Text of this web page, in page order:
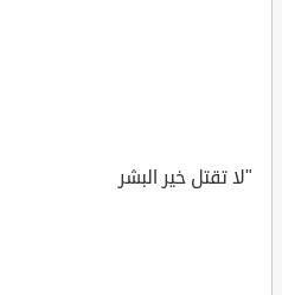
"لا تقتل خير البشر